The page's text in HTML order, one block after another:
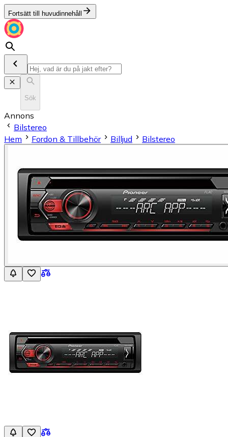
Fortsätt till huvudinnehåll
Sök
Annons
Bilstereo
Hem
Fordon & Tillbehör Billjud Bilstereo